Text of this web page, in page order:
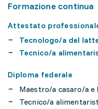
Formazione continua
Attestato
Tecnologo/a del
Tecnico/a
Diploma federale
Maestro/a casaro/a e
Tecnico/a